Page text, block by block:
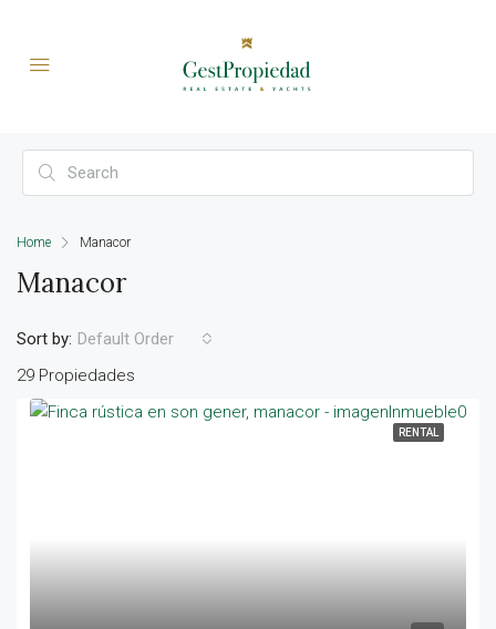
Home Manacor
Manacor
29 Propiedades
Sort by: Default Order
RENTAL